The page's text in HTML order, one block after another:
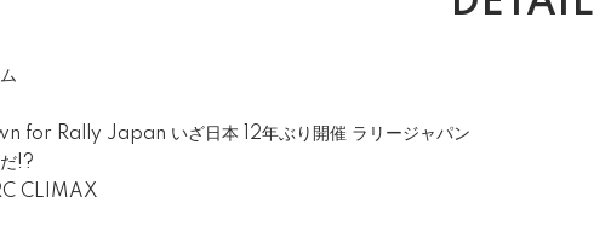
for Rally Japan いざ日本 12年ぶり開催 ラリージャパン
!?
CLIMAX